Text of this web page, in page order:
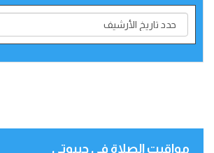
مواقيت الصلاة في جيبوتي‎